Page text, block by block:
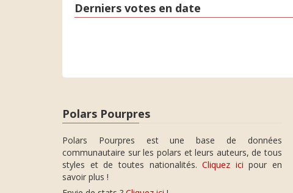
Derniers votes en date
Polars Pourpres
Polars Pourpres est une base de données
communautaire sur les polars et leurs auteurs, de tous
styles et de toutes nationalités.Cliquez ici pour en
savoir plus !